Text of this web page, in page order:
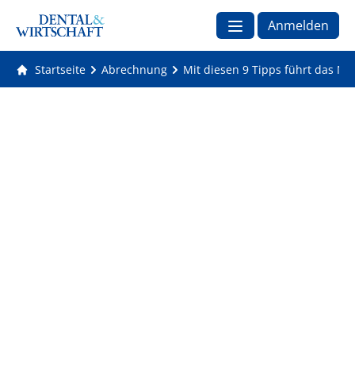
Anmelden
Startseite Abrechnung Mit diesen 9 Tipps führt das